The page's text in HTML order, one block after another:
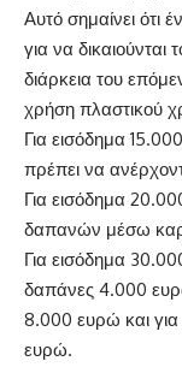
Αυτό σημαίνει ότι
για να
διάρκεια του
χρήση πλαστικού
Για εισόδημα
πρέπει να
Για εισόδημα
δαπανών μέσω
Για εισόδημα
δαπάνες 4.000
8.000 ευρώ και
ευρώ.